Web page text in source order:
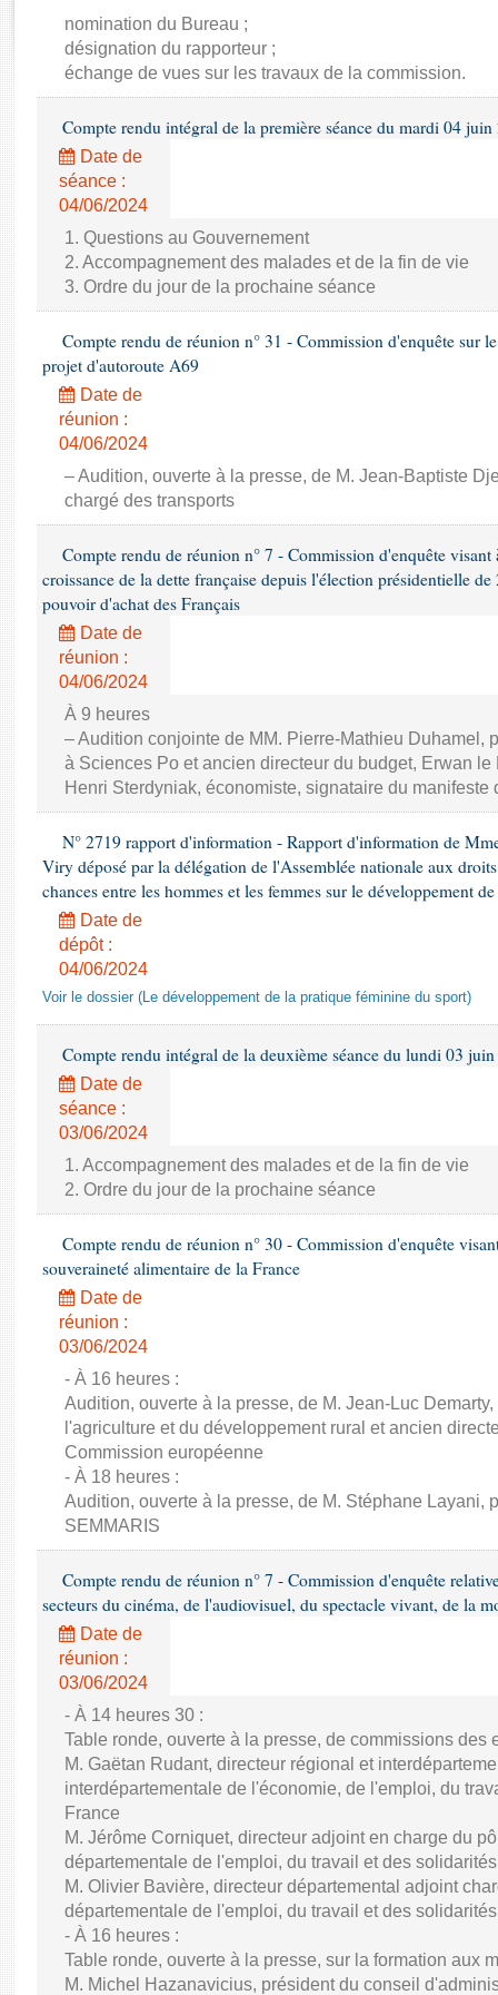
Rapports législatifs
Rapports sur l'application des lois
Baromètre de l’application des lois
Dossiers législatifs
Budget et sécurité sociale
Questions écrites et orales
Comptes rendus des débats
nomination du Bureau ;
désignation du rapporteur ;
échange de vues sur les travaux de la commission.
Compte rendu intégral de la première séance du mardi 04 juin
Date de
séance :
04/06/2024
1. Questions au Gouvernement
2. Accompagnement des malades et de la fin de vie
3. Ordre du jour de la prochaine séance
Compte rendu de réunion n° 31 - Commission d'enquête sur
projet d'autoroute A69
Date de
réunion :
04/06/2024
– Audition, ouverte à la presse, de M. Jean-Baptiste
chargé des transports
Compte rendu de réunion n° 7 - Commission d'enquête
croissance de la dette française depuis l'élection présidentielle de
pouvoir d'achat des Français
Date de
réunion :
04/06/2024
À 9 heures
– Audition conjointe de MM. Pierre-Mathieu Duhamel,
à Sciences Po et ancien directeur du budget, Erwan
Henri Sterdyniak, économiste, signataire du manifeste
N° 2719 rapport d'information - Rapport d'information de
Viry déposé par la délégation de l'Assemblée nationale aux
chances entre les hommes et les femmes sur le développement
Date de
dépôt :
04/06/2024
Voir le dossier (Le développement de la pratique féminine du sport)
Compte rendu intégral de la deuxième séance du lundi 03
Date de
séance :
03/06/2024
1. Accompagnement des malades et de la fin de vie
2. Ordre du jour de la prochaine séance
Compte rendu de réunion n° 30 - Commission d'enquête
souveraineté alimentaire de la France
Date de
réunion :
03/06/2024
- À 16 heures :
Audition, ouverte à la presse, de M. Jean-Luc
l'agriculture et du développement rural et ancien
Commission européenne
- À 18 heures :
Audition, ouverte à la presse, de M. Stéphane Layani,
SEMMARIS
Compte rendu de réunion n° 7 - Commission d'enquête
secteurs du cinéma, de l'audiovisuel, du spectacle vivant, de la
Date de
réunion :
03/06/2024
- À 14 heures 30 :
Table ronde, ouverte à la presse, de commissions des
M. Gaëtan Rudant, directeur régional et
interdépartementale de l'économie, de l'emploi, du
France
M. Jérôme Corniquet, directeur adjoint en charge du
départementale de l'emploi, du travail et des
M. Olivier Bavière, directeur départemental adjoint
départementale de l'emploi, du travail et des
- À 16 heures :
Table ronde, ouverte à la presse, sur la formation aux
M. Michel Hazanavicius, président du conseil